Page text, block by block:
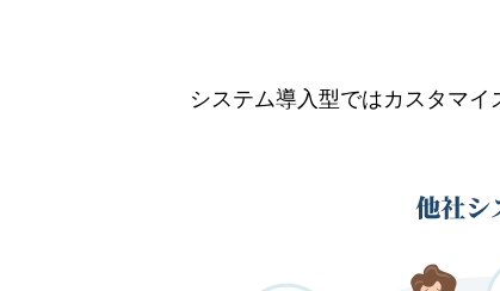
システム導入型ではカスタマ